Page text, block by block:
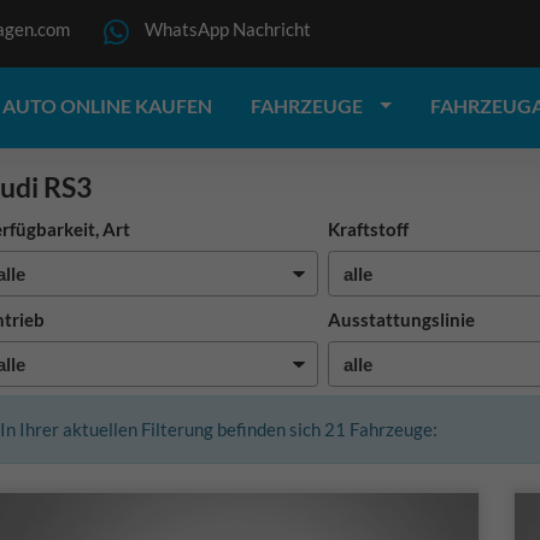
WhatsApp Nachricht
AUTO ONLINE KAUFEN FAHRZEUGE
RS3
Art Kraftstoff
Ausstattungslinie
In Ihrer aktuellen Filterung befinden sich 21 Fahrzeuge: